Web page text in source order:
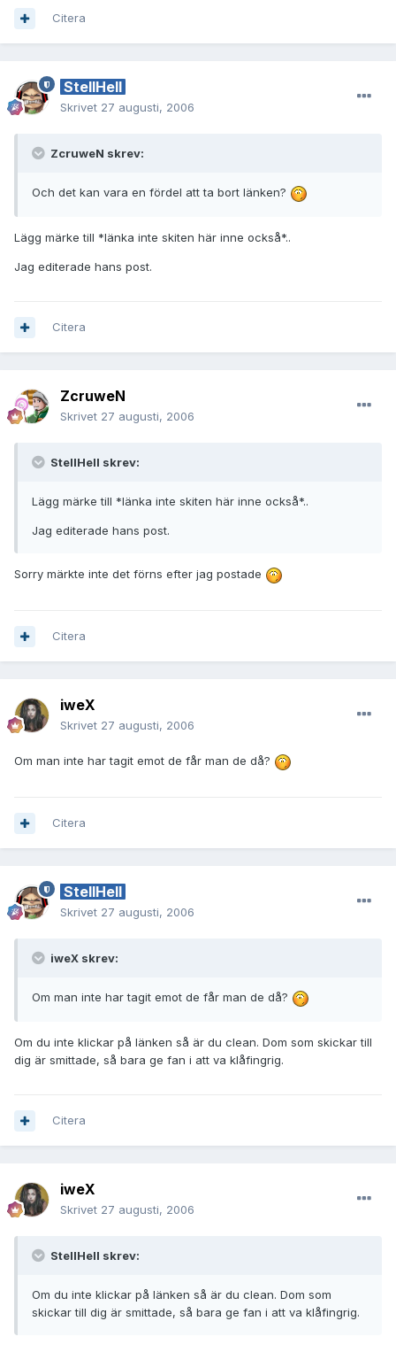
Citera
StellHell
Skrivet 27 augusti, 2006
ZcruweN skrev:
Och det kan vara en fördel att ta bort länken?
Lägg märke till *länka inte skiten här inne också*..
Jag editerade hans post.
Citera
ZcruweN
Skrivet 27 augusti, 2006
StellHell skrev:
Lägg märke till *länka inte skiten här inne också*..
Jag editerade hans post.
Sorry märkte inte det förns efter jag postade
Citera
iweX
Skrivet 27 augusti, 2006
Om man inte har tagit emot de får man de då?
Citera
StellHell
Skrivet 27 augusti, 2006
iweX skrev:
Om man inte har tagit emot de får man de då?
Om du inte klickar på länken så är du clean. Dom som skickar till
dig är smittade, så bara ge fan i att va klåfingrig.
Citera
iweX
Skrivet 27 augusti, 2006
StellHell skrev:
Om du inte klickar på länken så är du clean. Dom som
skickar till dig är smittade, så bara ge fan i att va klåfingrig.